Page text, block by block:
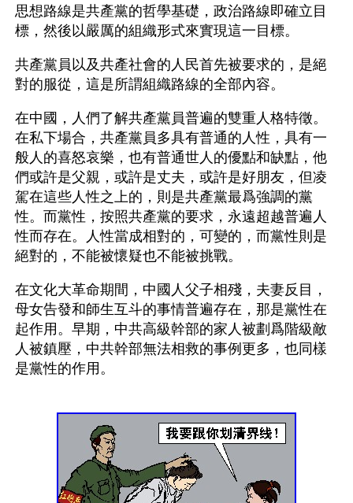
思想路線是共產黨的哲學基礎，政治路線即確立目
標，然後以嚴厲的組織形式來實現這一目標。
共產黨員以及共產社會的人民首先被要求的，是絕
對的服從，這是所謂組織路線的全部內容。
在中國，人們了解共產黨員普遍的雙重人格特徵。
在私下場合，共產黨員多具有普通的人性，具有一
般人的喜怒哀樂，也有普通世人的優點和缺點，他
們或許是父親，或許是丈夫，或許是好朋友，但凌
駕在這些人性之上的，則是共產黨最爲強調的黨
性。而黨性，按照共產黨的要求，永遠超越普遍人
性而存在。人性當成相對的，可變的，而黨性則是
絕對的，不能被懷疑也不能被挑戰。
在文化大革命期間，中國人父子相殘，夫妻反目，
母女告發和師生互斗的事情普遍存在，那是黨性在
起作用。早期，中共高級幹部的家人被劃爲階級敵
人被鎮壓，中共幹部無法相救的事例更多，也同樣
是黨性的作用。